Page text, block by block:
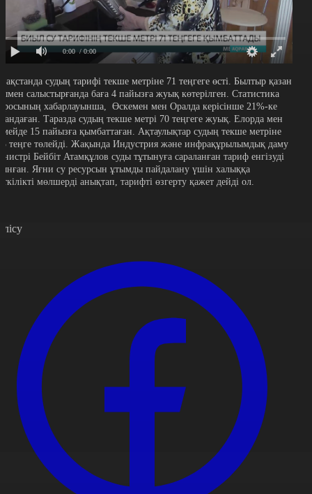
0:00 / 0:00
судың тарифі текше метріне 71 теңгеге өсті. Былтыр қазан
салыстырғанда баға 4 пайызға жуық көтерілген. Статистика
хабарлауынша, Өскемен мен Оралда керісінше 21%-ке
Таразда судың текше метрі 70 теңгеге жуық. Елорда мен
15 пайызға қымбаттаған. Ақтаулықтар судың текше метріне
теңге төлейді. Жақында Индустрия және инфрақұрылымдық даму
Бейбіт Атамқұлов суды тұтынуға сараланған тариф енгізуді
Яғни су ресурсын ұтымды пайдалану үшін халыққа
мөлшерді анықтап, тарифті өзгерту қажет дейді ол.